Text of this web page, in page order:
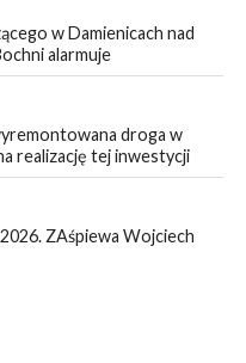
w Damienicach nad
alarmuje
droga w
realizację tej inwestycji
ZAśpiewa Wojciech